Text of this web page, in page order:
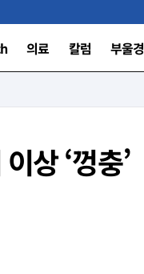
의료 칼럼 부울경
상 ‘껑충’